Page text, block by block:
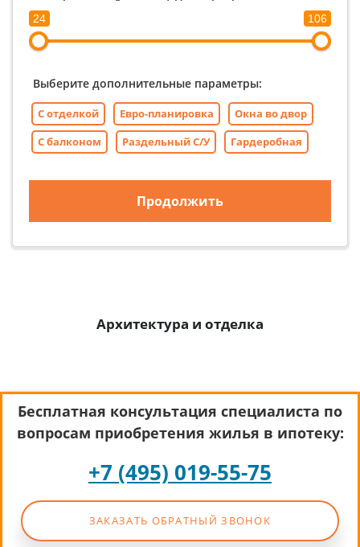
24 106
Выберите дополнительные параметры:
С отделкой Евро-планировка
Окна во двор
С балконом
Раздельный С/У Гардеробная
Продолжить
Архитектура и отделка
Бесплатная консультация специалиста по
вопросам приобретения жилья в ипотеку:
+7 (495) 019-55-75
ЗАКАЗАТЬ ОБРАТНЫЙ ЗВОНОК